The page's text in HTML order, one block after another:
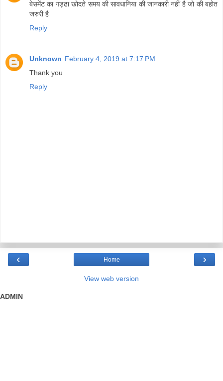
बेसमेंट का गड्ढा खोदते समय की सावधानिया की जानकारी नहीं है जो की बहोत
जरुरी है
Reply
Unknown February 4, 2019 at 7:17 PM
Thank you
Reply
‹ ›
Home
View web version
ADMIN